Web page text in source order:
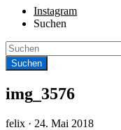
Instagram
Suchen
img_3576
felix · Veröffentlicht
24. Mai 2018